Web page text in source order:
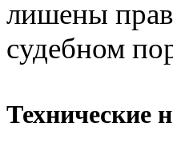
лишены
судебном
Технические